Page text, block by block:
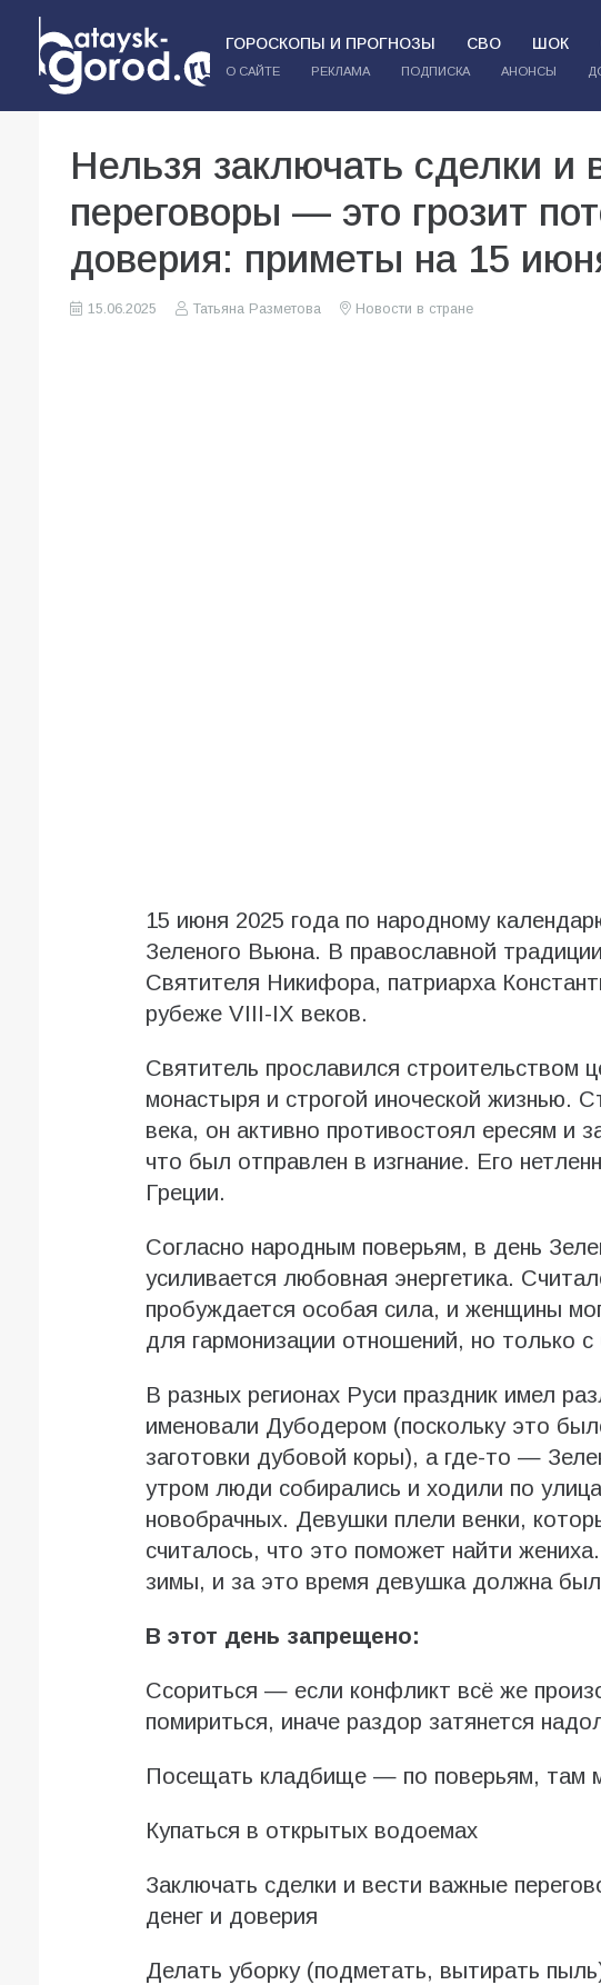
ГОРОСКОПЫ И ПРОГНОЗЫ СВО ШОК
О САЙТЕ РЕКЛАМА ПОДПИСКА АНОНСЫ
Нельзя заключать сделки и
переговоры — это грозит
доверия: приметы на 15
15.06.2025 Татьяна Разметова Новости в стране
15 июня 2025 года по народному
Зеленого Вьюна. В православной
Святителя Никифора, патриарха
рубеже VIII-IX веков.
Святитель прославился строительством
монастыря и строгой иноческой жизнью.
века, он активно противостоял ересям и
что был отправлен в изгнание. Его
Греции.
Согласно народным поверьям, в день
усиливается любовная энергетика.
пробуждается особая сила, и женщины
для гармонизации отношений, но только
В разных регионах Руси праздник имел
именовали Дубодером (поскольку это
заготовки дубовой коры), а где-то —
утром люди собирались и ходили по
новобрачных. Девушки плели венки,
считалось, что это поможет найти
зимы, и за это время девушка должна
В этот день запрещено:
Ссориться — если конфликт всё же
помириться, иначе раздор затянется
Посещать кладбище — по поверьям, там
Купаться в открытых водоемах
Заключать сделки и вести важные
денег и доверия
Делать уборку (подметать, вытирать